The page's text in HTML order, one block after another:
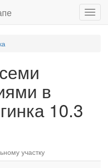
в
10.3
участку